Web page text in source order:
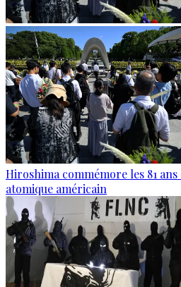
Hiroshima commémore les 81
atomique américain